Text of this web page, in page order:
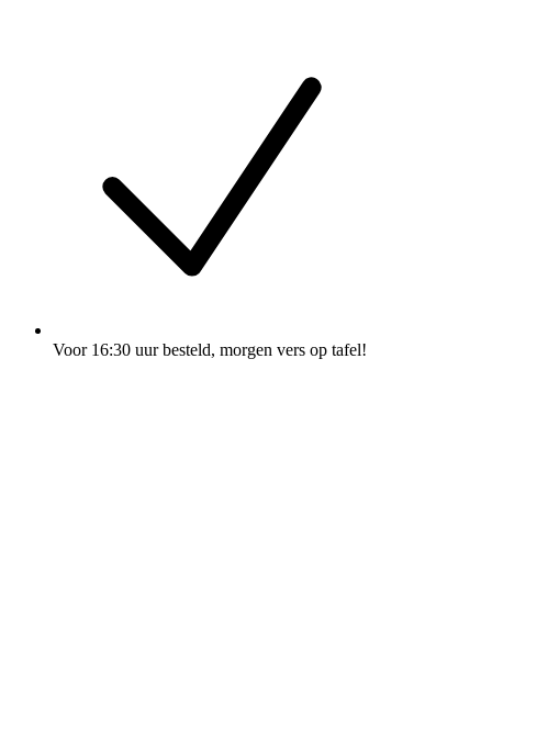
Voor 16:30 uur besteld, morgen vers op tafel!